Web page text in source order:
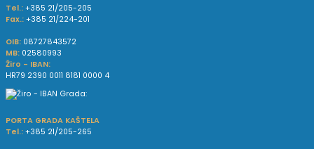
Tel.: +385 21/205-205
Fax.: +385 21/224-201
OIB: 08727843572
MB: 02580993
Žiro - IBAN:
HR79 2390 0011 8181 0000 4
PORTA GRADA KAŠTELA
Tel.: +385 21/205-265